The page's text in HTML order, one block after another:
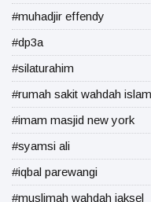
#muhadjir effendy
#dp3a
#silaturahim
#rumah sakit wahdah
#imam masjid new york
#syamsi ali
#iqbal parewangi
#muslimah wahdah jaksel